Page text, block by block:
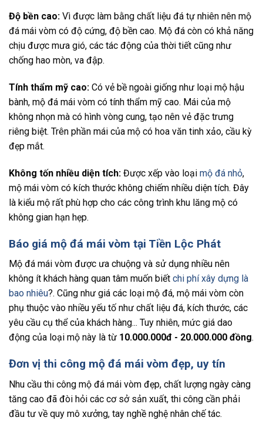
Độ bền cao: Vì được làm bằng chất liệu đá tự nhiên nên mộ
đá mái vòm có độ cứng, độ bền cao. Mộ đá còn có khả năng
chịu được mưa gió, các tác động của thời tiết cũng như
chống hao mòn, va đập.
Tính thẩm mỹ cao: Có vẻ bề ngoài giống như loại mộ hậu
bành, mộ đá mái vòm có tính thẩm mỹ cao. Mái của mộ
không nhọn mà có hình vòng cung, tạo nên vẻ đặc trưng
riêng biệt. Trên phần mái của mộ có hoa văn tinh xảo, cầu kỳ
đẹp mắt.
Không tốn nhiều diện tích: Được xếp vào loại mộ đá nhỏ,
mộ mái vòm có kích thước không chiếm nhiều diện tích. Đây
là kiểu mộ rất phù hợp cho các công trình khu lăng mộ có
không gian hạn hẹp.
Báo giá mộ đá mái vòm tại Tiền Lộc Phát
Mộ đá mái vòm được ưa chuộng và sử dụng nhiều nên
không ít khách hàng quan tâm muốn biết chi phí xây dựng là
bao nhiêu?. Cũng như giá các loại mộ đá, mộ mái vòm còn
phụ thuộc vào nhiều yếu tố như chất liệu đá, kích thước, các
yêu cầu cụ thể của khách hàng... Tuy nhiên, mức giá dao
động của loại mộ này là từ 10.000.000đ - 20.000.000 đồng.
Đơn vị thi công mộ đá mái vòm đẹp, uy tín
Nhu cầu thi công mộ đá mái vòm đẹp, chất lượng ngày càng
tăng cao đã đòi hỏi các cơ sở sản xuất, thi công cần phải
đầu tư về quy mô xưởng, tay nghề nghệ nhân chế tác.